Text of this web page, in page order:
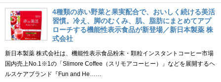
4種類の赤い野菜と果実配合で、おいしく続ける美活
習慣。冷え、脚のむくみ、肌、脂肪にまとめてアプ
ローチする機能性表示食品が新登場／新日本製薬 株
式会社
新日本製薬 株式会社は、機能性表示食品粉末・顆粒インスタントコーヒー市場
国内売上No.1※1の「Slimore Coffee（スリモアコーヒー）」などを展開するヘ
ルスケアブランド『Fun and He……